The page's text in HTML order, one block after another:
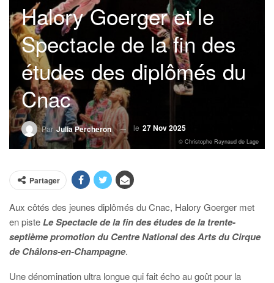
Halory Goerger et le
Spectacle de la fin des
études des diplômés du
Cnac
Par Julia Percheron le 27 Nov 2025
© Christophe Raynaud de Lage
Partager
Aux côtés des jeunes diplômés du Cnac, Halory Goerger met
en pisteLe Spectacle de la fin des études de la trente-
septième promotion du Centre National des Arts du Cirque
de Châlons-en-Champagne.
Une dénomination ultra longue qui fait écho au goût pour la